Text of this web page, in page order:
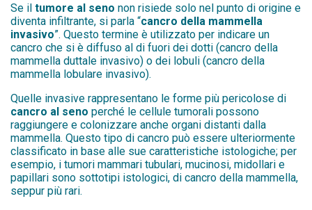
Se il tumore al seno non risiede solo nel punto di origine e
diventa infiltrante, si parla “cancro della mammella
invasivo”. Questo termine è utilizzato per indicare un
cancro che si è diffuso al di fuori dei dotti (cancro della
mammella duttale invasivo) o dei lobuli (cancro della
mammella lobulare invasivo).
Quelle invasive rappresentano le forme più pericolose di
cancro al seno perché le cellule tumorali possono
raggiungere e colonizzare anche organi distanti dalla
mammella. Questo tipo di cancro può essere ulteriormente
classificato in base alle sue caratteristiche istologiche; per
esempio, i tumori mammari tubulari, mucinosi, midollari e
papillari sono sottotipi istologici, di cancro della mammella,
seppur più rari.